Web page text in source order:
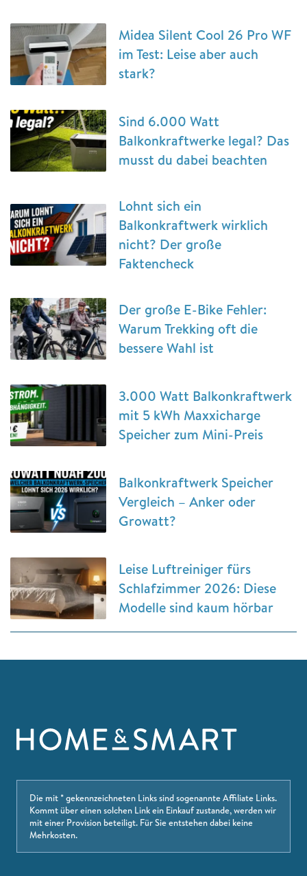
Midea Silent Cool 26 Pro WF
im Test: Leise aber auch
stark?
Sind 6.000 Watt
Balkonkraftwerke legal? Das
musst du dabei beachten
Lohnt sich ein
Balkonkraftwerk wirklich
nicht? Der große
Faktencheck
Der große E-Bike Fehler:
Warum Trekking oft die
bessere Wahl ist
3.000 Watt Balkonkraftwerk
mit 5 kWh Maxxicharge
Speicher zum Mini-Preis
Balkonkraftwerk Speicher
Vergleich – Anker oder
Growatt?
Leise Luftreiniger fürs
Schlafzimmer 2026: Diese
Modelle sind kaum hörbar
Die mit * gekennzeichneten Links sind sogenannte Affiliate Links.
Kommt über einen solchen Link ein Einkauf zustande, werden wir
mit einer Provision beteiligt. Für Sie entstehen dabei keine
Mehrkosten.